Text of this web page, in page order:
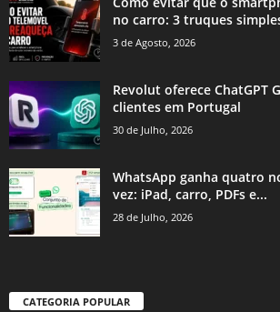
no carro: 3 truques
3 de Agosto, 2026
Revolut oferece ChatGPT
clientes em Portugal
30 de Julho, 2026
WhatsApp ganha quatro
vez: iPad, carro, PDFs e...
28 de Julho, 2026
CATEGORIA POPULAR